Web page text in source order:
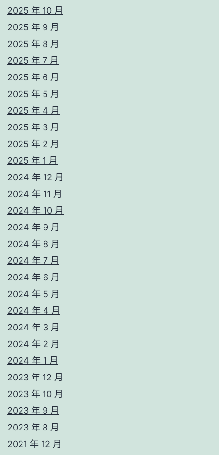
2025 年 10 月
2025 年 9 月
2025 年 8 月
2025 年 7 月
2025 年 6 月
2025 年 5 月
2025 年 4 月
2025 年 3 月
2025 年 2 月
2025 年 1 月
2024 年 12 月
2024 年 11 月
2024 年 10 月
2024 年 9 月
2024 年 8 月
2024 年 7 月
2024 年 6 月
2024 年 5 月
2024 年 4 月
2024 年 3 月
2024 年 2 月
2024 年 1 月
2023 年 12 月
2023 年 10 月
2023 年 9 月
2023 年 8 月
2021 年 12 月